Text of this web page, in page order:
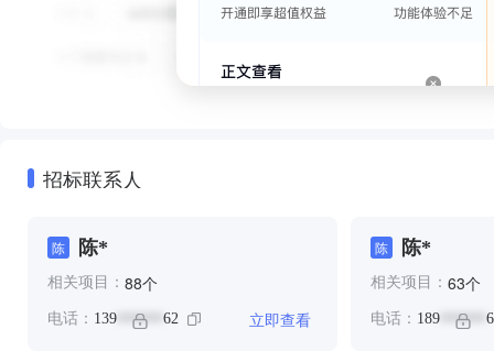
招标联系人
陈 陈*
相关项目： 88个
电话： 139 ****** 62 立即查看
陈 陈*
相关项目： 63个
电话： 189******